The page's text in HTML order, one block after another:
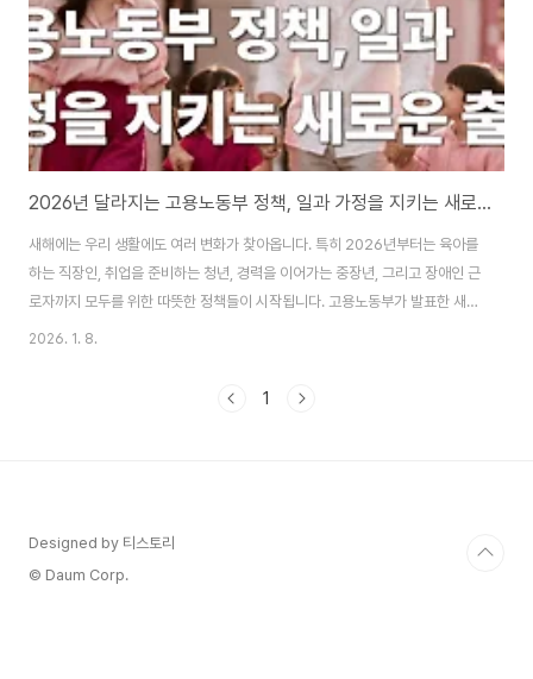
2026년 달라지는 고용노동부 정책, 일과 가정을 지키는 새로운 출발
새해에는 우리 생활에도 여러 변화가 찾아옵니다. 특히 2026년부터는 육아를
하는 직장인, 취업을 준비하는 청년, 경력을 이어가는 중장년, 그리고 장애인 근
로자까지 모두를 위한 따뜻한 정책들이 시작됩니다. 고용노동부가 발표한 새로
운 정책들은 일하는 사람들의 삶을 한층 더 안정적이고 행복하게 만들어줄 것
육아기 근로자를 위한 새로운 지원 제도2. 육아휴직 대체인력 지원금 확대3.
2026. 1. 8.
1
Designed by 티스토리
© Daum Corp.